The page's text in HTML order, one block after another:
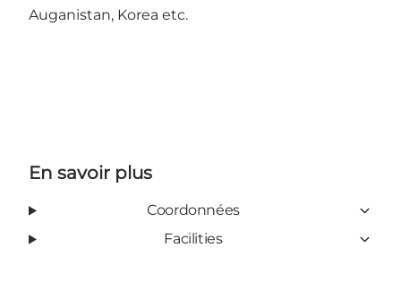
Auganistan, Korea etc.
En savoir plus
Coordonnées
Facilities